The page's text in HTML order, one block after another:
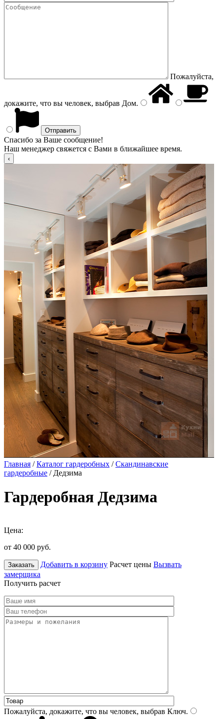
Пожалуйста,
докажите, что вы человек, выбрав Дом.
Спасибо за Ваше сообщение!
Наш менеджер свяжется с Вами в ближайшее время.
Главная /Каталог гардеробных /Скандинавские
гардеробные / Дедзима
Гардеробная Дедзима
Цена:
от 40 000 руб.
Заказать Добавить в корзину Расчет цены Вызвать
замерщика
Получить расчет
Пожалуйста, докажите, что вы человек, выбрав Ключ.